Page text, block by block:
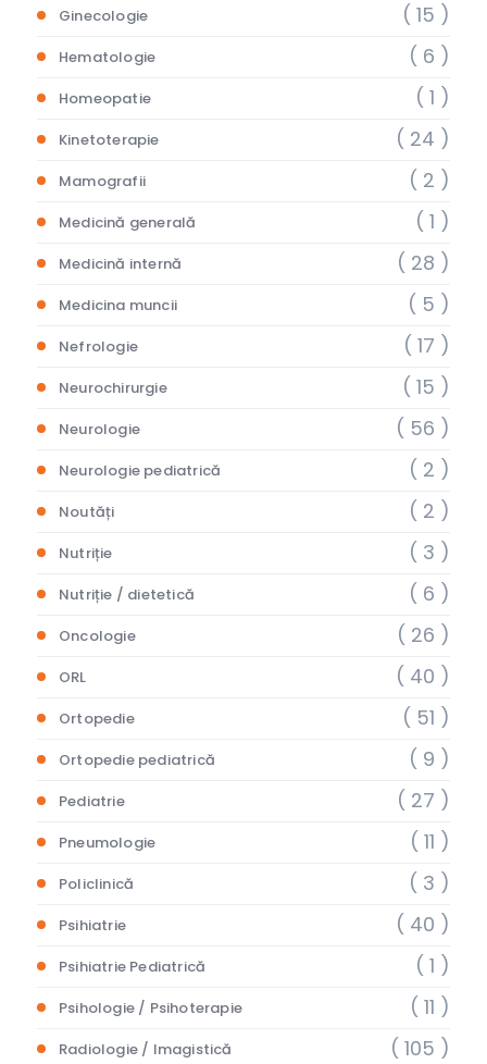
Ginecologie ( 15 )
Hematologie ( 6 )
Homeopatie ( 1 )
Kinetoterapie ( 24 )
Mamografii ( 2 )
Medicină generală ( 1 )
Medicină internă ( 28 )
Medicina muncii ( 5 )
Nefrologie ( 17 )
Neurochirurgie ( 15 )
Neurologie ( 56 )
Neurologie pediatrică ( 2 )
Noutăți ( 2 )
Nutriție ( 3 )
Nutriție / dietetică ( 6 )
Oncologie ( 26 )
ORL ( 40 )
Ortopedie ( 51 )
Ortopedie pediatrică ( 9 )
Pediatrie ( 27 )
Pneumologie ( 11 )
Policlinică ( 3 )
Psihiatrie ( 40 )
Psihiatrie Pediatrică ( 1 )
Psihologie / Psihoterapie ( 11 )
Radiologie / Imagistică ( 105 )